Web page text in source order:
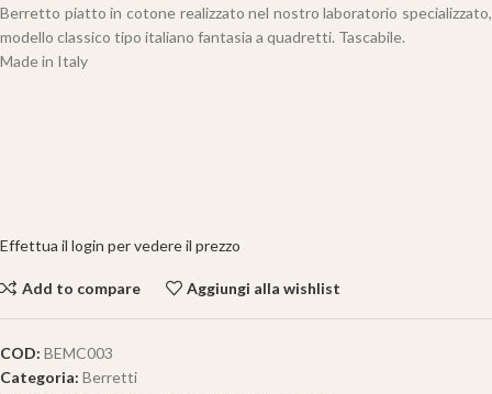
Berretto piatto in cotone realizzato nel nostro laboratorio specializzato,
modello classico tipo italiano fantasia a quadretti. Tascabile.
Made in Italy
Effettua il login per vedere il prezzo
Add to compare Aggiungi alla wishlist
COD: BEMC003
Categoria: Berretti